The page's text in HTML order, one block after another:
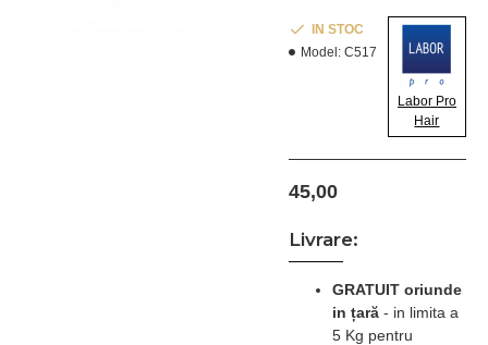
Lungime par 7 cm. Din
material rezistent. MADE
45,00
IN STOC
Model: C517
Labor Pro
Hair
Livrare:
GRATUIT oriunde
in țară - in limita a
5 Kg pentru